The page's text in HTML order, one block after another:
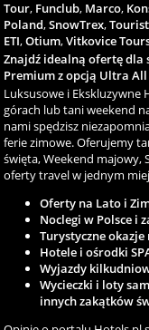
Tour, Funclub, Marco,
Poland,SnowTrex,
ETI,Otium,Vitkovice
Znajdź idealną ofertę dla
Premium z opcją Ultra
Luksusowe i Ekskluzywne
górach lub tani weekend
nami spędzisz
ferie zimowe. Oferujemy
święta, Weekend majowy,
oferty travel w jednym
Oferty na Lato i
Noclegi w Polsce i
Turystyczne
Hotele i ośrodki
Wyjazdy
Wycieczki i loty
innych zakątków